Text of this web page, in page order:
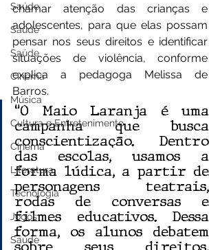
Saúde
Saúde
Saúde
Cinema
Música
Cultura e Entretenimento
Cinema
Literatura
Tecnologia
Jogos
Saúde
chamar atenção das crianças e
adolescentes, para que elas possam
pensar nos seus direitos e identificar
situações de violência, conforme
explica a pedagoga Melissa de
Barros.
“O Maio Laranja é uma
campanha que busca
conscientização. Dentro
das escolas, usamos a
forma lúdica, a partir de
personagens teatrais,
rodas de conversas e
filmes educativos. Dessa
forma, os alunos debatem